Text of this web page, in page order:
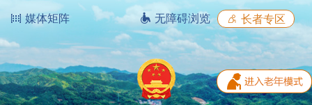
媒体矩阵 无障碍浏览 长者专区